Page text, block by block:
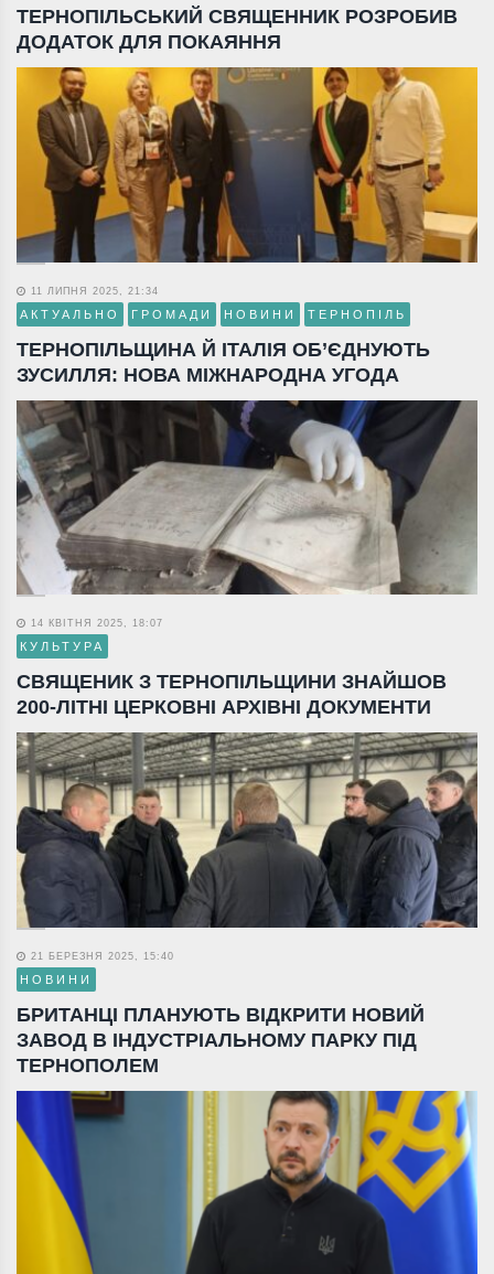
ТЕРНОПІЛЬСЬКИЙ СВЯЩЕННИК РОЗРОБИВ
ДОДАТОК ДЛЯ ПОКАЯННЯ
11 ЛИПНЯ 2025, 21:34
АКТУАЛЬНО ГРОМАДИ НОВИНИ ТЕРНОПІЛЬ
ТЕРНОПІЛЬЩИНА Й ІТАЛІЯ ОБ’ЄДНУЮТЬ
ЗУСИЛЛЯ: НОВА МІЖНАРОДНА УГОДА
14 КВІТНЯ 2025, 18:07
КУЛЬТУРА
СВЯЩЕНИК З ТЕРНОПІЛЬЩИНИ ЗНАЙШОВ
200-ЛІТНІ ЦЕРКОВНІ АРХІВНІ ДОКУМЕНТИ
21 БЕРЕЗНЯ 2025, 15:40
НОВИНИ
БРИТАНЦІ ПЛАНУЮТЬ ВІДКРИТИ НОВИЙ
ЗАВОД В ІНДУСТРІАЛЬНОМУ ПАРКУ ПІД
ТЕРНОПОЛЕМ